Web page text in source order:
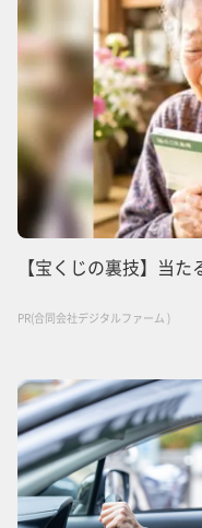
【宝くじの裏技】当
PR(合同会社デジタルファーム )